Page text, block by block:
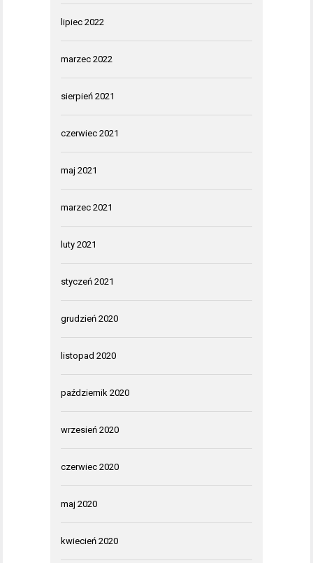
lipiec 2022
marzec 2022
sierpień 2021
czerwiec 2021
maj 2021
marzec 2021
luty 2021
styczeń 2021
grudzień 2020
listopad 2020
październik 2020
wrzesień 2020
czerwiec 2020
maj 2020
kwiecień 2020